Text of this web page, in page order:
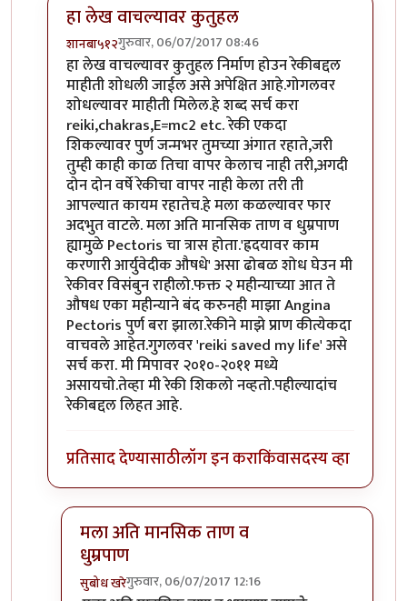
हा लेख वाचल्यावर कुतुहल
शानबा५१२गुरुवार, 06/07/2017 08:46
In reply toरेकी म्हणजे??? पूर्ण आणि सविस्तर सांगाल का??
हा लेख वाचल्यावर कुतुहल निर्माण होउन रेकीबद्दल
माहीती शोधली जाईल असे अपेक्षित आहे.गोगलवर
शोधल्यावर माहीती मिलेल.हे शब्द सर्च करा
reiki,chakras,E=mc2 etc. रेकी एकदा
शिकल्यावर पुर्ण जन्मभर तुमच्या अंगात रहाते,जरी
तुम्ही काही काळ तिचा वापर केलाच नाही तरी,अगदी
दोन दोन वर्षे रेकीचा वापर नाही केला तरी ती
आपल्यात कायम रहातेच.हे मला कळल्यावर फार
अदभुत वाटले. मला अति मानसिक ताण व धुम्रपाण
ह्यामुळे Pectoris चा त्रास होता.'ह्रदयावर काम
करणारी आर्युवेदीक औषधे' असा ढोबळ शोध घेउन मी
रेकीवर विसंबुन राहीलो.फक्त २ महीन्याच्या आत ते
औषध एका महीन्याने बंद करुनही माझा Angina
Pectoris पुर्ण बरा झाला.रेकीने माझे प्राण कीत्येकदा
वाचवले आहेत.गुगलवर 'reiki saved my life' असे
सर्च करा. मी मिपावर २०१०-२०११ मध्ये
असायचो.तेव्हा मी रेकी शिकलो नव्हतो.पहील्यादांच
रेकीबद्दल लिहत आहे.
प्रतिसाद देण्यासाठीलॉग इन कराकिंवासदस्य व्हा
मला अति मानसिक ताण व
धुम्रपाण
सुबोध खरेगुरुवार, 06/07/2017 12:16